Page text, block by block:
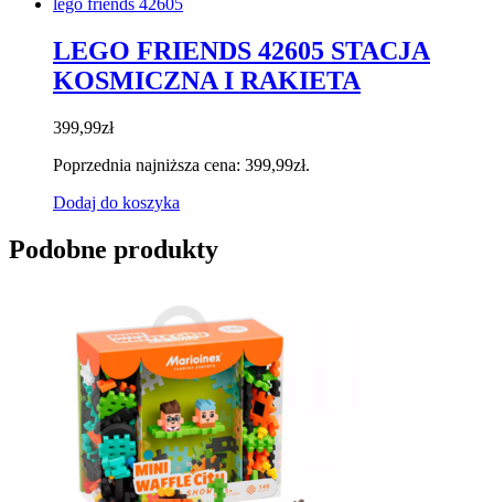
LEGO FRIENDS 42605 STACJA
KOSMICZNA I RAKIETA
399,99zł
Poprzednia najniższa cena: 399,99zł.
Dodaj do koszyka
Podobne produkty